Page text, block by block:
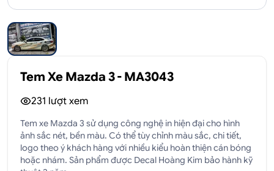
Tem Xe Mazda 3 - MA3043
231 lượt xem
Tem xe Mazda 3 sử dụng công nghệ in hiện đại cho hình
ảnh sắc nét, bền màu. Có thể tùy chỉnh màu sắc, chi tiết,
logo theo ý khách hàng với nhiều kiểu hoàn thiện cán bóng
hoặc nhám. Sản phẩm được Decal Hoàng Kim bảo hành kỹ